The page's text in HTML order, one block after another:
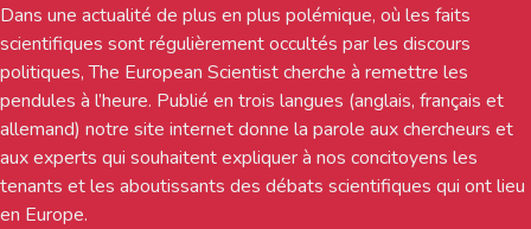
Dans une actualité de plus en plus polémique, où les faits
scientifiques sont régulièrement occultés par les discours
politiques, The European Scientist cherche à remettre les
pendules à l’heure. Publié en trois langues (anglais, français et
allemand) notre site internet donne la parole aux chercheurs et
aux experts qui souhaitent expliquer à nos concitoyens les
tenants et les aboutissants des débats scientifiques qui ont lieu
en Europe.